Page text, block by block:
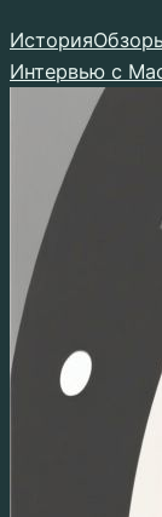
к
содержимому
История
Интервью с